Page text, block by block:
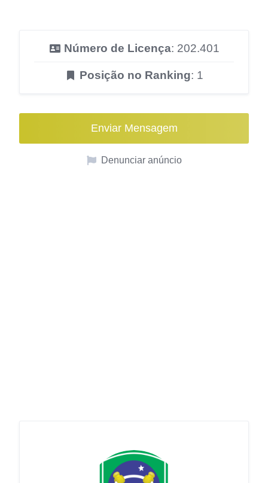
Número de Licença: 202.401
Posição no Ranking: 1
Enviar Mensagem
Denunciar anúncio